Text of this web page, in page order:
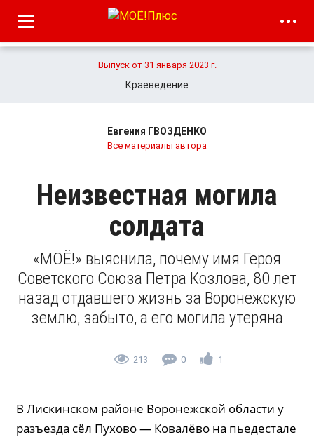
Выпуск от 31 января 2023 г.
Краеведение
Евгения ГВОЗДЕНКО
Все материалы автора
Неизвестная могила
солдата
«МОЁ!» выяснила, почему имя Героя
Советского Союза Петра Козлова, 80 лет
назад отдавшего жизнь за Воронежскую
землю, забыто, а его могила утеряна
213 0 1
В Лискинском районе Воронежской области у
разъезда сёл Пухово — Ковалёво на пьедестале